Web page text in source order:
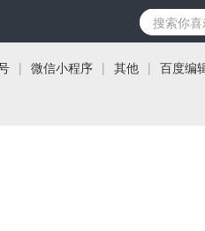
| 微信小程序 | 其他 | 百度编